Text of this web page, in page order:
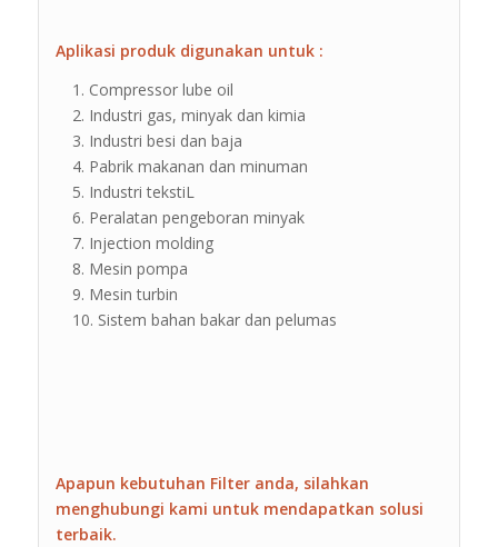
Aplikasi produk digunakan untuk :
Compressor lube oil
Industri gas, minyak dan kimia
Industri besi dan baja
Pabrik makanan dan minuman
Industri tekstiL
Peralatan pengeboran minyak
Injection molding
Mesin pompa
Mesin turbin
Sistem bahan bakar dan pelumas
Apapun kebutuhan Filter anda, silahkan
menghubungi kami untuk mendapatkan solusi
terbaik.